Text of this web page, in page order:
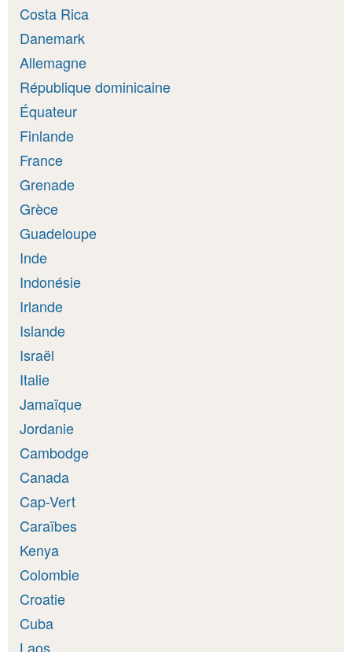
Costa Rica
Danemark
Allemagne
République dominicaine
Équateur
Finlande
France
Grenade
Grèce
Guadeloupe
Inde
Indonésie
Irlande
Islande
Israël
Italie
Jamaïque
Jordanie
Cambodge
Canada
Cap-Vert
Caraïbes
Kenya
Colombie
Croatie
Cuba
Laos